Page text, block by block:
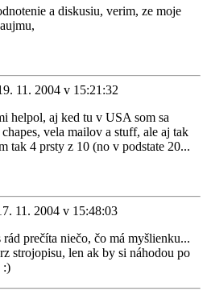
a diskusiu, verim, ze moje
11. 2004 v 15:21:32
helpol, aj ked tu v USA som sa
vela mailov a stuff, ale aj tak
tak 4 prsty z 10 (no v podstate 20...
11. 2004 v 15:48:03
prečíta niečo, čo má myšlienku...
strojopisu, len ak by si náhodou po
:)